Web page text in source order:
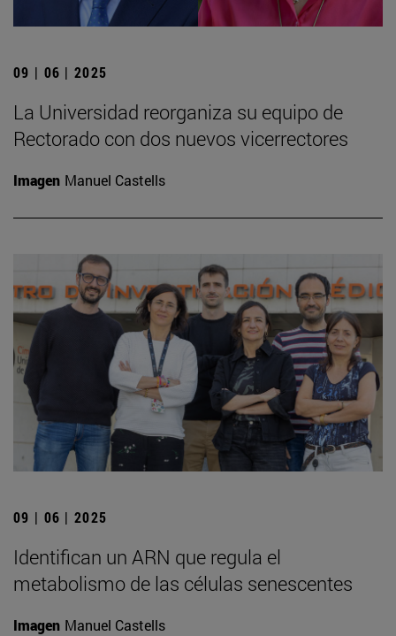
09 | 06 | 2025
La Universidad reorganiza su equipo de
Rectorado con dos nuevos vicerrectores
Imagen Manuel Castells
09 | 06 | 2025
Identifican un ARN que regula el
metabolismo de las células senescentes
Imagen Manuel Castells